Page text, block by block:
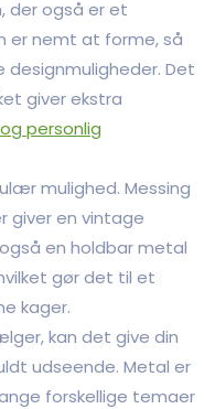
der også er et
er nemt at forme, så
designmuligheder. Det
giver ekstra
personlig
mulighed. Messing
giver en vintage
en holdbar metal
gør det til et
kager.
kan det give din
udseende. Metal er
forskellige temaer